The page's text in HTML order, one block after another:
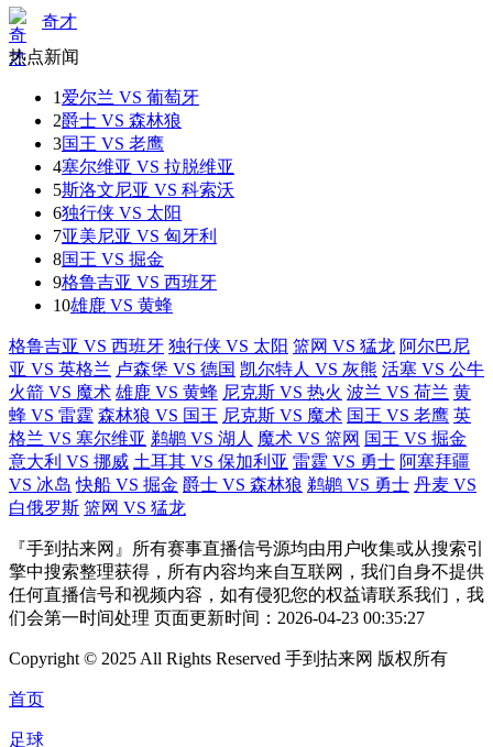
奇才
热点新闻
1 爱尔兰 VS 葡萄牙
2爵士 VS 森林狼
3国王 VS 老鹰
4塞尔维亚 VS 拉脱维亚
5斯洛文尼亚 VS 科索沃
6独行侠 VS 太阳
7亚美尼亚 VS 匈牙利
8国王 VS 掘金
9格鲁吉亚 VS 西班牙
10雄鹿 VS 黄蜂
格鲁吉亚 VS 西班牙 独行侠 VS 太阳 篮网 VS 猛龙 阿尔巴尼
亚 VS 英格兰 卢森堡 VS 德国 凯尔特人 VS 灰熊 活塞 VS 公牛
火箭 VS 魔术 雄鹿 VS 黄蜂 尼克斯 VS 热火 波兰 VS 荷兰 黄
蜂 VS 雷霆 森林狼 VS 国王 尼克斯 VS 魔术 国王 VS 老鹰 英
格兰 VS 塞尔维亚 鹈鹕 VS 湖人 魔术 VS 篮网 国王 VS 掘金
意大利 VS 挪威 土耳其 VS 保加利亚 雷霆 VS 勇士 阿塞拜疆
VS 冰岛 快船 VS 掘金 爵士 VS 森林狼 鹈鹕 VS 勇士 丹麦 VS
白俄罗斯 篮网 VS 猛龙
『手到拈来网』所有赛事直播信号源均由用户收集或从搜索引
擎中搜索整理获得，所有内容均来自互联网，我们自身不提供
任何直播信号和视频内容，如有侵犯您的权益请联系我们，我
们会第一时间处理 页面更新时间：2026-04-23 00:35:27
Copyright © 2025 All Rights Reserved 手到拈来网 版权所有
首页
足球